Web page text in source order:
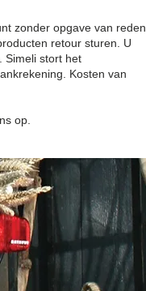
zonder opgave van reden
retour sturen. U
Simeli stort het
Kosten van
op.